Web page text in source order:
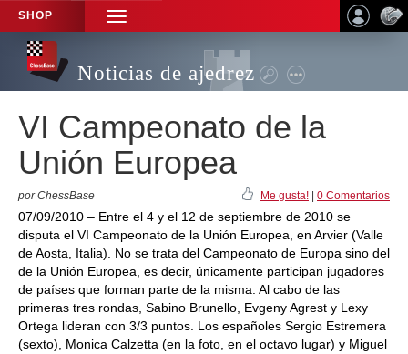
SHOP
TOGGLE
NAVIGATION
Noticias de ajedrez
VI Campeonato de la
Unión Europea
por ChessBase Me gusta! 0 Comentarios
07/09/2010 – Entre el 4 y el 12 de septiembre de 2010 se
disputa el VI Campeonato de la Unión Europea, en Arvier (Valle
de Aosta, Italia). No se trata del Campeonato de Europa sino del
de la Unión Europea, es decir, únicamente participan jugadores
de países que forman parte de la misma. Al cabo de las
primeras tres rondas, Sabino Brunello, Evgeny Agrest y Lexy
Ortega lideran con 3/3 puntos. Los españoles Sergio Estremera
(sexto), Monica Calzetta (en la foto, en el octavo lugar) y Miguel